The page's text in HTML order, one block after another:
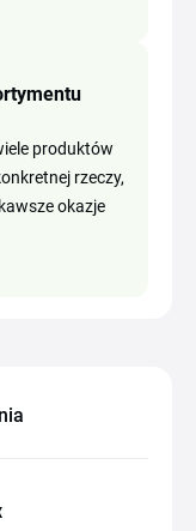
produktów
rzeczy,
okazje